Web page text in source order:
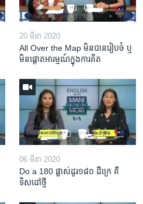
20 មីនា 2020
All Over the Map មិន​បាន​រៀបចំ ឬ
មិន​ផ្តោត​អារម្មណ៍​ក្នុងការ​គិត
06 មីនា 2020
Do a 180 ផ្លាស់ដូរ១៨០ ដឺក្រេ គឺ
ទិសដៅថ្មី